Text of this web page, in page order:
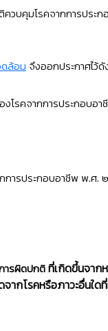
บคุมโรคจากการประก
ดล้อม จึงออกประกาศไว้
งโรคจากการประกอบอ
การประกอบอาชีพ พ.
ารผิดปกติ ที่เกิดขึ้นจาก
ากโรคหรือภาวะอื่นใ